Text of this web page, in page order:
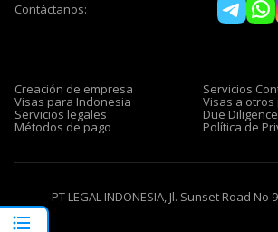
Contáctanos:
Creación de empresa
Visas para Indonesia
Servicios legales
Métodos de pago
Servicios
Visas a otros
Due Diligence
Política de
PT LEGAL INDONESIA, Jl. Sunset Road No